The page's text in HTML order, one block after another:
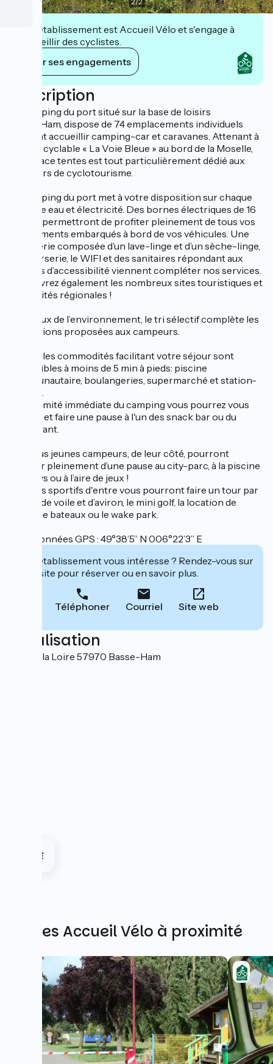
Cet établissement est Accueil Vélo et s'engage à
accueillir des cyclistes.
Voir ses engagements
Description
Le camping du port situé sur la base de loisirs
Nautic’Ham, dispose de 74 emplacements individuels
pouvant accueillir camping-car et caravanes. Attenant à
la piste cyclable « La Voie Bleue » au bord de la Moselle,
un espace tentes est tout particulièrement dédié aux
amateurs de cyclotourisme.
Le camping du port met à votre disposition sur chaque
parcelle eau et électricité. Des bornes électriques de 16
A vous permettront de profiter pleinement de tous vos
équipements embarqués à bord de vos véhicules. Une
buanderie composée d’un lave-linge et d’un sèche-linge,
une nurserie, le WIFI et des sanitaires répondant aux
normes d’accessibilité viennent compléter nos services.
Découvrez également les nombreux sites touristiques et
spécialités régionales !
Soucieux de l’environnement, le tri sélectif complète les
prestations proposées aux campeurs.
Toutes les commodités facilitant votre séjour sont
accessibles à moins de 5 min à pieds: piscine
communautaire, boulangeries, supermarché et station-
service.
A proximité immédiate du camping vous pourrez vous
régaler et faire une pause à l'un des snack bar ou du
restaurant.
Nos plus jeunes campeurs, de leur côté, pourront
profiter pleinement d’une pause au city-parc, à la piscine
Hamelys ou à l’aire de jeux !
Les plus sportifs d'entre vous pourront faire un tour par
le club de voile et d’aviron, le mini golf, la location de
vélos, de bateaux ou le wake park.
Coordonnées GPS : 49°38’5’’ N 006°22’3’’ E
Cet établissement vous intéresse ? Rendez-vous sur
leur site pour réserver ou en savoir plus.
Téléphoner Courriel Site web
Localisation
Rue de la Loire 57970 Basse-Ham
Autres Accueil Vélo à proximité